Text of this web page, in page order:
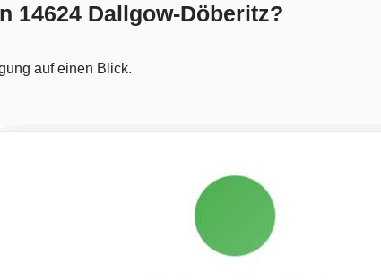
14624 Dallgow-Döberitz?
auf einen Blick.